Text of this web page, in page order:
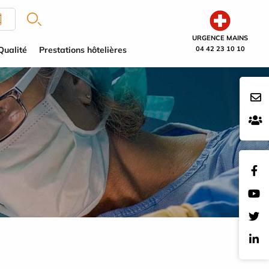
URGENCE MAINS
04 42 23 10 10
Prestations hôtelières